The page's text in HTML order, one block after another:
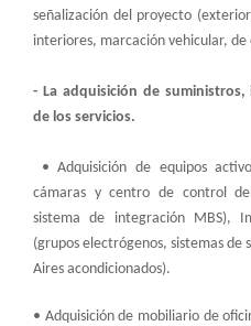
señalización del proyecto
interiores, marcación vehicular,
- La adquisición de
de los servicios.
• Adquisición de equipos
cámaras y centro de control
sistema de integración MBS),
(grupos electrógenos, sistemas de
Aires acondicionados).
• Adquisición de mobiliario de